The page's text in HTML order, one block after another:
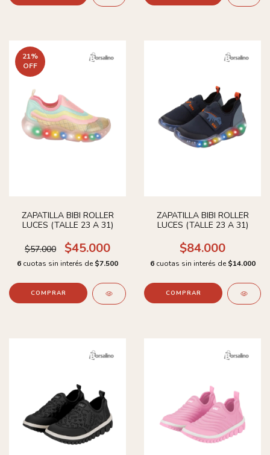
21%
OFF
ZAPATILLA BIBI ROLLER
LUCES (TALLE 23 A 31)
$57.000 $45.000
6 cuotas sin interés de $7.500
COMPRAR
ZAPATILLA BIBI ROLLER
LUCES (TALLE 23 A 31)
$84.000
6 cuotas sin interés de $14.000
COMPRAR